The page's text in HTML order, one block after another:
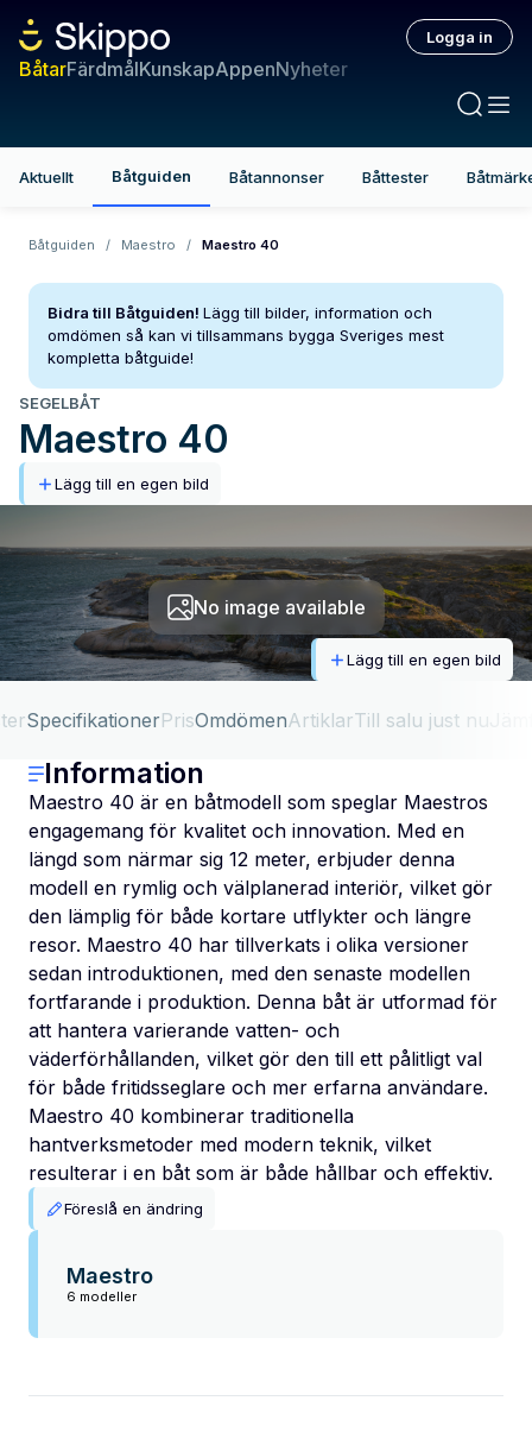
BåtarFärdmålKunskapAppenNyheter
Logga in
Aktuellt Båtguiden Båtannonser Båttester
Båtguiden / Maestro / Maestro 40
Bidra till Båtguiden! Lägg till bilder, information och
omdömen så kan vi tillsammans bygga Sveriges mest
kompletta båtguide!
SEGELBÅT
Maestro 40
Lägg till en egen bild
No image available
Lägg till en egen bild
SpecifikationerPrisOmdömenArtiklarTill salu just nu
Information
Maestro 40 är en båtmodell som speglar Maestros
engagemang för kvalitet och innovation. Med en
längd som närmar sig 12 meter, erbjuder denna
modell en rymlig och välplanerad interiör, vilket gör
den lämplig för både kortare utflykter och längre
resor. Maestro 40 har tillverkats i olika versioner
sedan introduktionen, med den senaste modellen
fortfarande i produktion. Denna båt är utformad för
att hantera varierande vatten- och
väderförhållanden, vilket gör den till ett pålitligt val
för både fritidsseglare och mer erfarna användare.
Maestro 40 kombinerar traditionella
hantverksmetoder med modern teknik, vilket
resulterar i en båt som är både hållbar och effektiv.
Föreslå en ändring
Maestro
6 modeller